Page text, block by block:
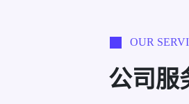
OUR
公司服